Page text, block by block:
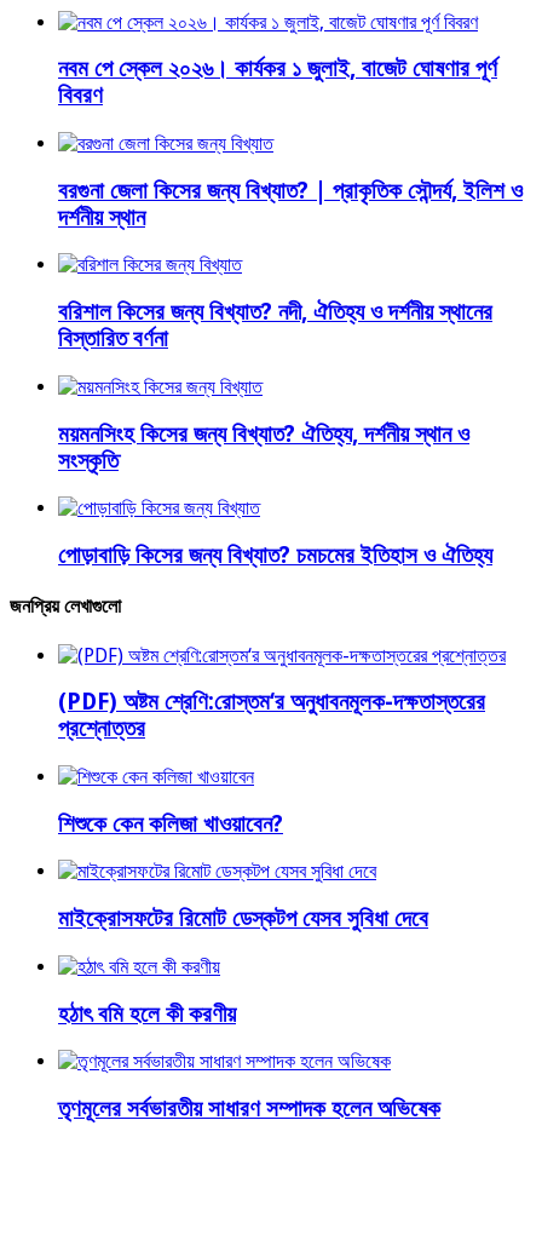
নবম পে স্কেল ২০২৬। কার্যকর ১ জুলাই, বাজেট ঘোষণার পূর্ণ
বিবরণ
বরগুনা জেলা কিসের জন্য বিখ্যাত? | প্রাকৃতিক সৌন্দর্য, ইলিশ ও
দর্শনীয় স্থান
বরিশাল কিসের জন্য বিখ্যাত? নদী, ঐতিহ্য ও দর্শনীয় স্থানের
বিস্তারিত বর্ণনা
ময়মনসিংহ কিসের জন্য বিখ্যাত? ঐতিহ্য, দর্শনীয় স্থান ও
সংস্কৃতি
পোড়াবাড়ি কিসের জন্য বিখ্যাত? চমচমের ইতিহাস ও ঐতিহ্য
জনপ্রিয় লেখাগুলো
(PDF) অষ্টম শ্রেণি:রোস্তম‘র অনুধাবনমূলক-দক্ষতাস্তরের
প্রশ্নোত্তর
শিশুকে কেন কলিজা খাওয়াবেন?
মাইক্রোসফটের রিমোট ডেস্কটপ যেসব সুবিধা দেবে
হঠাৎ বমি হলে কী করণীয়
তৃণমূলের সর্বভারতীয় সাধারণ সম্পাদক হলেন অভিষেক